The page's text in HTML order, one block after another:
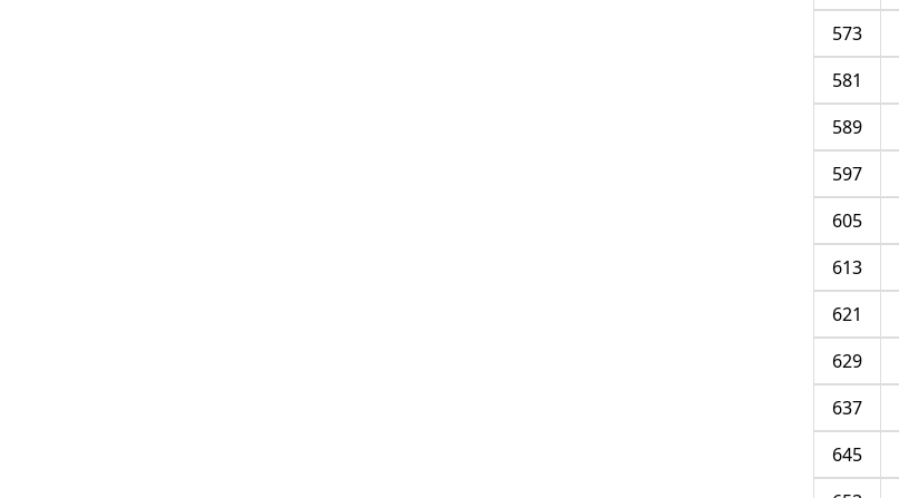
573
581
589
597
605
613
621
629
637
645